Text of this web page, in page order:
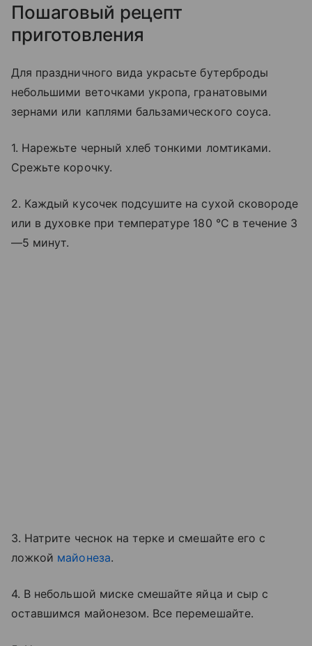
Пошаговый рецепт
приготовления
Для праздничного вида украсьте бутерброды
небольшими веточками укропа, гранатовыми
зернами или каплями бальзамического соуса.
1. Нарежьте черный хлеб тонкими ломтиками.
Срежьте корочку.
2. Каждый кусочек подсушите на сухой сковороде
или в духовке при температуре 180 °C в течение 3
—5 минут.
3. Натрите чеснок на терке и смешайте его с
ложкой майонеза.
4. В небольшой миске смешайте яйца и сыр с
оставшимся майонезом. Все перемешайте.